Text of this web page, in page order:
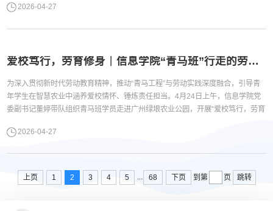
影此次赛事为信息学院学子提供了切磋球技、增进情谊的交流平台，充分展现了
2026-04-27
爱校笃行，劳育修身｜信息学院“青马班”行走的劳动实践课堂——走进广州绿垠农业公园
为深入贯彻新时代劳动教育精神，推动“青马工程”与劳动实践深度融合，引导青
年学生在智慧农业中涵养爱校情怀、锤炼责任担当。4月24日上午，信息学院党
委副书记董婷带队组织青马班学员走进广州绿垠农业公园，开展“爱校笃行，劳育
授、信息学院辅导员卓智勇、周浩翔参加本次活动。师生体验蔬菜采摘智慧农业
2026-04-27
上页 1 2 3 4 5 68 下页 到第 页 跳转